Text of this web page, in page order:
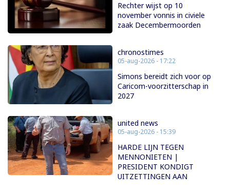
Rechter wijst op 10
november vonnis in civiele
zaak Decembermoorden
chronostimes
05-aug-2026 - 17:22
Simons bereidt zich voor op
Caricom-voorzitterschap in
2027
united news
05-aug-2026 - 15:39
HARDE LIJN TEGEN
MENNONIETEN |
PRESIDENT KONDIGT
UITZETTINGEN AAN